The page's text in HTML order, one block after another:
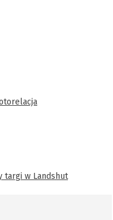
targi w Landshut